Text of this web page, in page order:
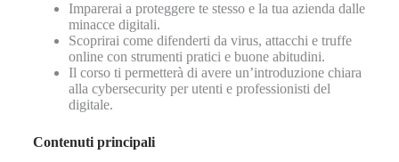
Imparerai a proteggere te stesso e la tua azienda dalle
minacce digitali.
Scoprirai come difenderti da virus, attacchi e truffe
online con strumenti pratici e buone abitudini.
Il corso ti permetterà di avere un’introduzione chiara
alla cybersecurity per utenti e professionisti del
digitale.
Contenuti principali